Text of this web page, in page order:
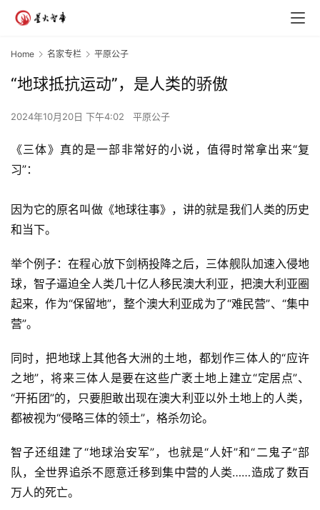
Home 名家专栏 平原公子
“地球抵抗运动”，是人类的骄傲
2024年10月20日 下午4:02 平原公子
《三体》真的是一部非常好的小说，值得时常拿出来“复
习”：
因为它的原名叫做《地球往事》，讲的就是我们人类的历史
和当下。
举个例子：在程心放下剑柄投降之后，三体舰队加速入侵地
球，智子逼迫全人类几十亿人移民澳大利亚，把澳大利亚圈
起来，作为“保留地”，整个澳大利亚成为了“难民营”、“集中
营”。
同时，把地球上其他各大洲的土地，都划作三体人的“应许
之地”，将来三体人是要在这些广袤土地上建立“定居点”、
“开拓团”的，只要胆敢出现在澳大利亚以外土地上的人类，
都被视为“侵略三体的领土”，格杀勿论。
智子还组建了“地球治安军”，也就是“人奸”和“二鬼子”部
队，全世界追杀不愿意迁移到集中营的人类……造成了数百
万人的死亡。